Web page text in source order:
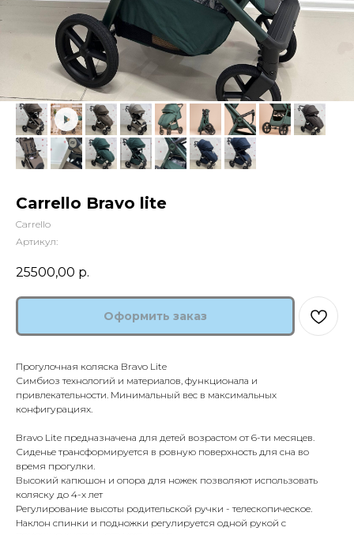
Carrello Bravo lite
Carrello
Артикул:
25500,00 р.
Оформить заказ
Прогулочная коляска Bravo Lite
Симбиоз технологий и материалов, функционала и
привлекательности. Минимальный вес в максимальных
конфигурациях.
Bravo Lite предназначена для детей возрастом от 6-ти месяцев.
Сиденье трансформируется в ровную поверхность для сна во
время прогулки.
Высокий капюшон и опора для ножек позволяют использовать
коляску до 4-х лет
Регулирование высоты родительской ручки - телескопическое.
Наклон спинки и подножки регулируется одной рукой с